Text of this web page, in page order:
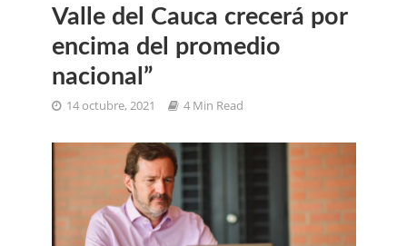
Valle del Cauca crecerá por
encima del promedio
nacional”
14 octubre, 2021 4 Min Read